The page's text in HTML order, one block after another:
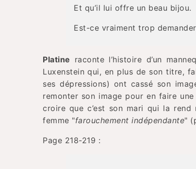
Et qu’il lui offre un beau bijou.
Est-ce vraiment trop
Platine raconte l’histoire d’un
Luxenstein qui, en plus de son titre,
ses dépressions) ont cassé son
remonter son image pour en faire
croire que c’est son mari qui la rend
femme "farouchement indépendante"
Page 218-219 :